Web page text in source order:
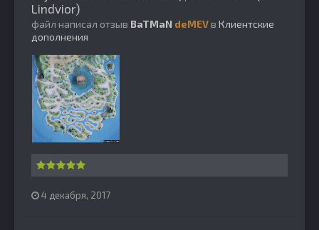
Lindvior)
файл написал отзыв BaTMaN deMEVв Клиентские
дополнения
4 декабря, 2017